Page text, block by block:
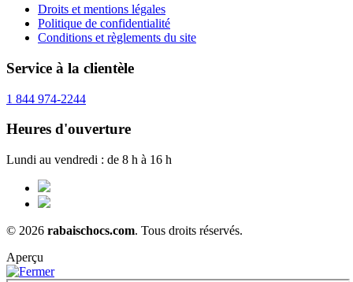
Droits et mentions légales
Politique de confidentialité
Conditions et règlements du site
Service à la clientèle
1 844 974-2244
Heures d'ouverture
Lundi au vendredi : de 8 h à 16 h
© 2026 rabaischocs.com. Tous droits réservés.
Aperçu